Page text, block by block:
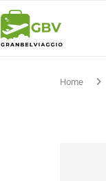
Home